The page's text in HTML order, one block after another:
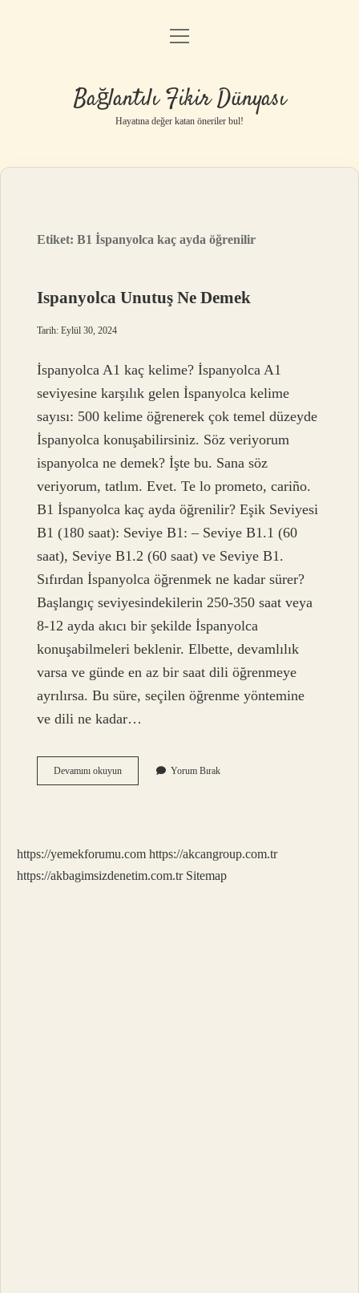
Anasayfa
Yasal Uyarı
menüyü
Bağlantılı Fikir Dünyası
Hayatına değer katan öneriler bul!
Etiket:B1 İspanyolca kaç ayda öğrenilir
Ispanyolca Unutuş Ne Demek
Tarih: Eylül 30, 2024
İspanyolca A1 kaç kelime? İspanyolca A1
seviyesine karşılık gelen İspanyolca kelime
sayısı: 500 kelime öğrenerek çok temel düzeyde
İspanyolca konuşabilirsiniz. Söz veriyorum
ispanyolca ne demek? İşte bu. Sana söz
veriyorum, tatlım. Evet. Te lo prometo, cariño.
B1 İspanyolca kaç ayda öğrenilir? Eşik Seviyesi
B1 (180 saat): Seviye B1: – Seviye B1.1 (60
saat), Seviye B1.2 (60 saat) ve Seviye B1.
Sıfırdan İspanyolca öğrenmek ne kadar sürer?
Başlangıç ​​seviyesindekilerin 250-350 saat veya
8-12 ayda akıcı bir şekilde İspanyolca
konuşabilmeleri beklenir. Elbette, devamlılık
varsa ve günde en az bir saat dili öğrenmeye
ayrılırsa. Bu süre, seçilen öğrenme yöntemine
ve dili ne kadar…
Devamını okuyunIspanyolca
Unutuş
Yorum Bırak
https://yemekforumu.com https://akcangroup.com.tr
https://akbagimsizdenetim.com.tr Sitemap